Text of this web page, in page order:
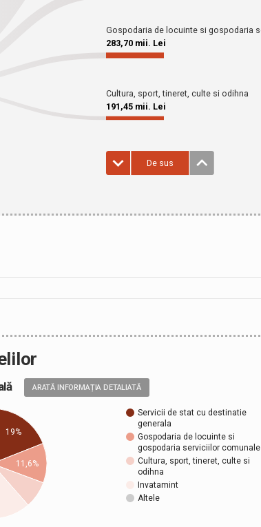
ARATĂ INFORMAȚIA DETALIATĂ
Servicii de stat cu destinatie
generala
Gospodaria de locuinte si
gospodaria serviciilor comunale
Cultura, sport, tineret, culte si
odihna
Invatamint
Altele
19%
11,6%